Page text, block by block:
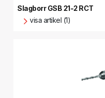
Slagborr GSB 21-2 RCT
visa artikel (1)